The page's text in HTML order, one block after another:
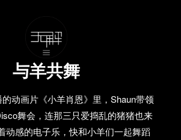
与羊共舞
动画片《小羊肖恩》里，Shaun带领
舞会，连那三只爱捣乱的猪猪也来
动感的电子乐，快和小羊们一起舞蹈